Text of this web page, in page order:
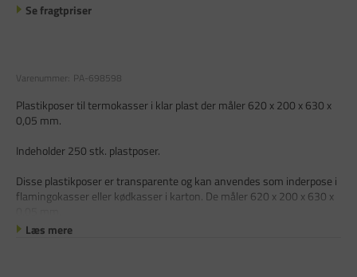
Se fragtpriser
Varenummer: PA-698598
Plastikposer til termokasser i klar plast der måler 620 x 200 x 630 x
0,05 mm.
Indeholder 250 stk. plastposer.
Disse plastikposer er transparente og kan anvendes som inderpose i
flamingokasser eller kødkasser i karton. De måler 620 x 200 x 630 x
Læs mere